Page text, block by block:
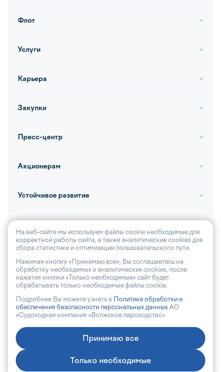
Флот
Услуги
Карьера
Закупки
Пресс-центр
Акционерам
Устойчивое развитие
© 2026, АО «Волга-флот»
Политика обработки персональных данных
Сделано в Art Performance
На веб-сайте мы используем файлы cookie необходимые для
корректной работы сайта, а также аналитические cookies для
сбора статистики и оптимизации пользовательского пути.
Нажимая кнопку «Принимаю все», Вы соглашаетесь на
обработку необходимых и аналитических cookies, после
нажатия кнопки «Только необходимые» сайт будет
обрабатывать только необходимые файлы cookie.
Подробнее Вы можете узнать в Политике обработки и
обеспечения безопасности персональных данных АО
«Судоходная компания «Волжское пароходство»
Принимаю все
Только необходимые